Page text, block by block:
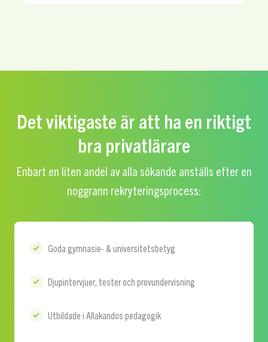
Det viktigaste är att ha en riktigt
bra privatlärare
Enbart en liten andel av alla sökande anställs efter en
noggrann rekryteringsprocess:
Goda gymnasie- & universitetsbetyg
Djupintervjuer, tester och provundervisning
Utbildade i Allakandos pedagogik